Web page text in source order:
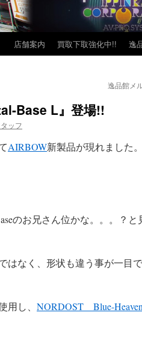
店舗案内 買取下取強化中!! 逸
逸品館メ
Base L』登場!!
ッフ
AIRBOW新製品が現れました。
のお兄さん位かな。。。？と
なく、形状も違う事が一目で
用し、 NORDOST Blue-Heaven